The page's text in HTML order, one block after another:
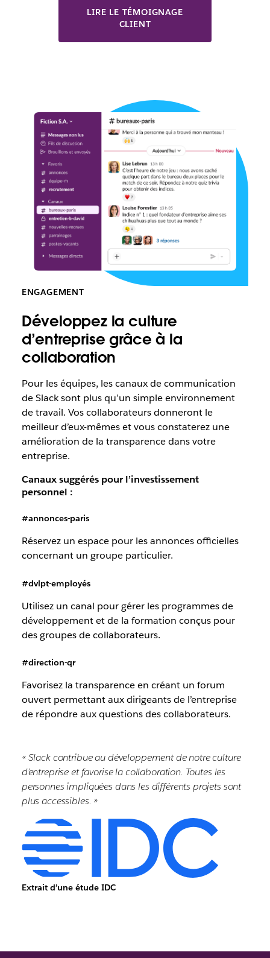
LIRE LE TÉMOIGNAGE
CLIENT
ENGAGEMENT
Développez la culture
d’entreprise grâce à la
collaboration
Pour les équipes, les canaux de communication
de Slack sont plus qu’un simple environnement
de travail. Vos collaborateurs donneront le
meilleur d’eux-mêmes et vous constaterez une
amélioration de la transparence dans votre
entreprise.
Canaux suggérés pour l’investissement
personnel :
#annonces-paris
Réservez un espace pour les annonces officielles
concernant un groupe particulier.
#dvlpt-employés
Utilisez un canal pour gérer les programmes de
développement et de la formation conçus pour
des groupes de collaborateurs.
#direction-qr
Favorisez la transparence en créant un forum
ouvert permettant aux dirigeants de l’entreprise
de répondre aux questions des collaborateurs.
« Slack contribue au développement de notre culture
d’entreprise et favorise la collaboration. Toutes les
personnes impliquées dans les différents projets sont
plus accessibles. »
Extrait d’une étude IDC